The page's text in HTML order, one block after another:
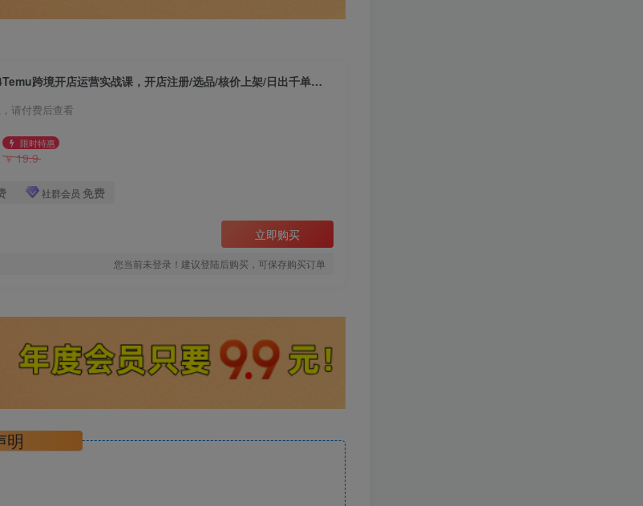
（9208期）2024Temu跨境开店运营实战课，开店注册/选品/核价上架/日出千单实战课
请付费后查看
限时特惠
￥19.9
社群会员 免费
立即购买
您当前未登录！建议登陆后购买，可保存购买订单
明